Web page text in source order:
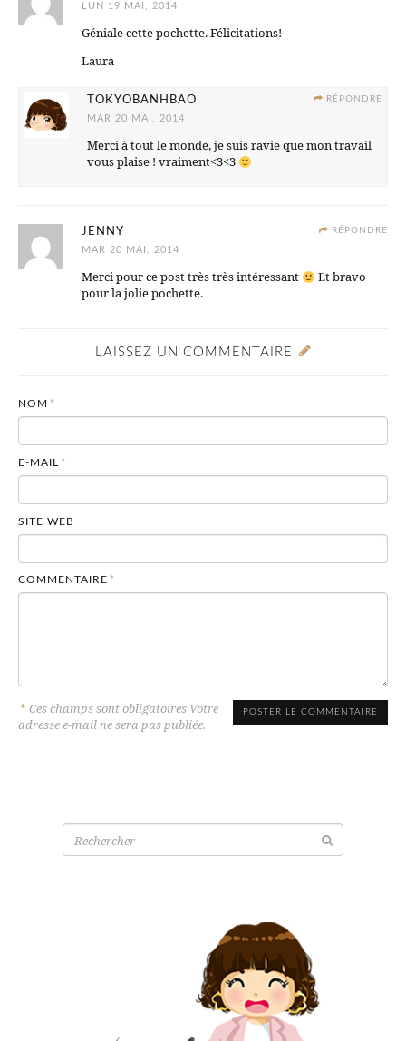
LUN 19 MAI, 2014
Géniale cette pochette. Félicitations!
Laura
RÉPONDRE
TOKYOBANHBAO
MAR 20 MAI, 2014
Merci à tout le monde, je suis ravie que mon travail
vous plaise ! vraiment<3<3
RÉPONDRE
JENNY
MAR 20 MAI, 2014
Merci pour ce post très très intéressant
Et bravo
pour la jolie pochette.
LAISSEZ UN COMMENTAIRE
NOM *
E-MAIL *
SITE WEB
COMMENTAIRE *
* Ces champs sont obligatoires Votre
adresse e-mail ne sera pas publiée.
Recherche
pour: